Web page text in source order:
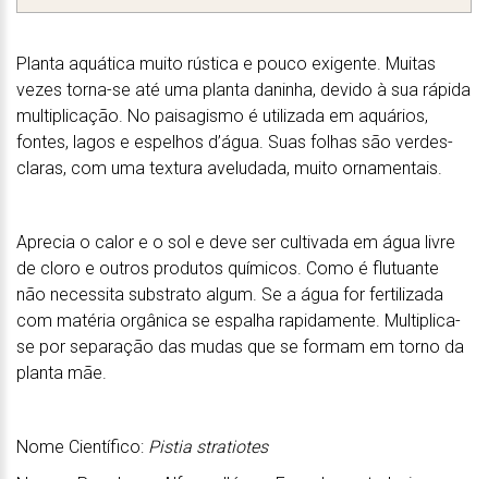
Planta aquática muito rústica e pouco exigente. Muitas
vezes torna-se até uma planta daninha, devido à sua rápida
multiplicação. No paisagismo é utilizada em aquários,
fontes, lagos e espelhos d’água. Suas folhas são verdes-
claras, com uma textura aveludada, muito ornamentais.
Aprecia o calor e o sol e deve ser cultivada em água livre
de cloro e outros produtos químicos. Como é flutuante
não necessita substrato algum. Se a água for fertilizada
com matéria orgânica se espalha rapidamente. Multiplica-
se por separação das mudas que se formam em torno da
planta mãe.
Nome Científico: Pistia stratiotes